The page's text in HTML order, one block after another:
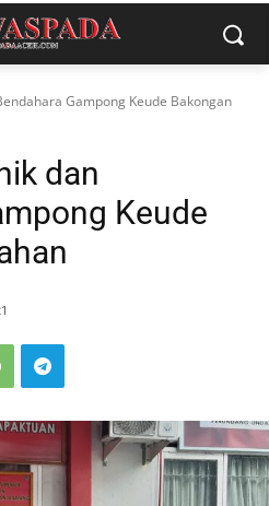
Gampong Keude Bakongan
dan
Keude